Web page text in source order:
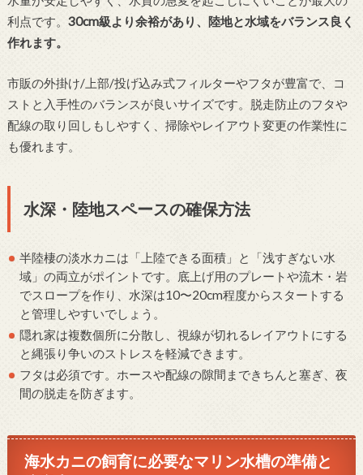
利点です。 30cm級より余裕があり、陸地と水域をバランス良く
作れます。
市販の外掛け/上部/投げ込み式フィルターやフタが豊富で、コ
ストと入手性のバランスが良いサイズです。脱走防止のフタや
配線の取り回しもしやすく、掃除やレイアウト変更の作業性に
も優れます。
水深・陸地スペースの確保方法
半陸棲の淡水カニは「上陸できる面積」と「浅すぎない水
域」の両立がポイントです。底上げ用のプレートや流木・岩
でスロープを作り、水深は10〜20cm程度からスタートする
と管理しやすいでしょう。
隠れ家は複数個所に分散し、視線が切れるレイアウトにする
と縄張り争いのストレスを軽減できます。
フタは必須です。ホースや配線の隙間まできちんと塞ぎ、夜
間の脱走を防ぎます。
海水カニの飼育に必要なマリン水槽の準備と